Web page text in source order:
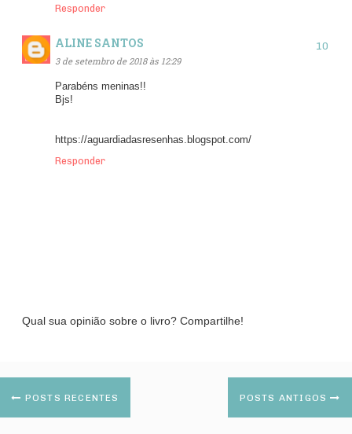
Responder
ALINE SANTOS
3 de setembro de 2018 às 12:29
Parabéns meninas!!
Bjs!
https://aguardiadasresenhas.blogspot.com/
Responder
Qual sua opinião sobre o livro? Compartilhe!
POSTS RECENTES POSTS ANTIGOS